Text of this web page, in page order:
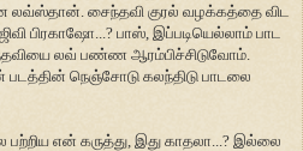
சைந்தவி குரல் வழக்கத்தை விட
பிரகாஷோ...? பாஸ், இப்படியெல்லாம் பாட
லவ் பண்ண ஆரம்பிச்சிடுவோம்.
நெஞ்சோடு கலந்திடு பாடலை
என் கருத்து, இது காதலா...? இல்லை